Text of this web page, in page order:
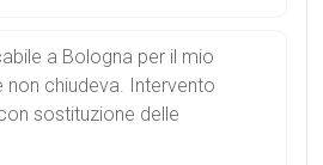
a Bologna per il mio
non chiudeva. Intervento
sostituzione delle